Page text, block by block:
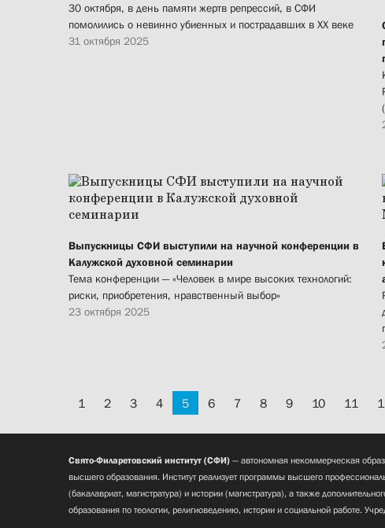
30 октября, в день памяти жертв репрессий, в СФИ
помолились о невинно убиенных и пострадавших в XX веке
31 октября 2025
Выпускницы СФИ выступили на научной конференции в
Калужской духовной семинарии
Тема конференции — «Человек в мире высоких технологий:
риски, приобретения, нравственный выбор»
23 октября 2025
1 2 3 4 5 6 7 8 9 10 11
Свято-Филаретовский институт (СФИ) — автономная некоммерческая
высшего образования. Институт реализует программы высшего
(бакалавриат, магистратура) и истории (магистратура), а также
образования по теологии, религиоведению, истории и социальной работе.